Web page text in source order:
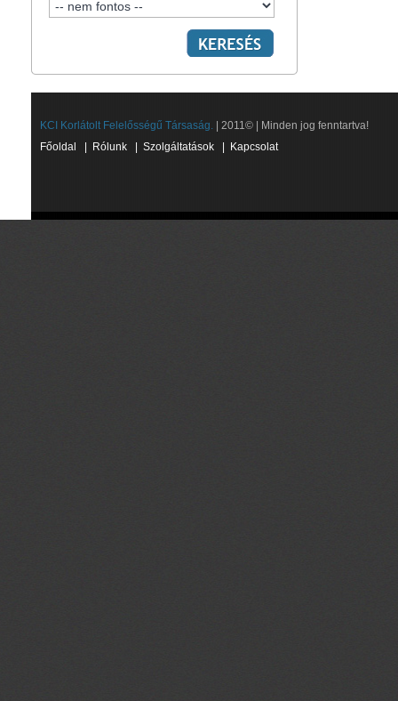
KCI Korlátolt Felelősségű Társaság. | 2011© | Minden jog fenntartva!
Főoldal
Rólunk Szolgáltatások Kapcsolat